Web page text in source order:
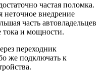
частая поломка.
неточное внедрение
часть автовладельцев
тока и мощности.
переходник
же подключать к